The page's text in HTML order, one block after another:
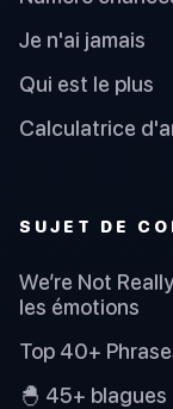
Je n'ai jamais
Qui est le plus
Calculatrice
SUJET DE
We’re Not
les émotions
Top 40+
🐣 45+